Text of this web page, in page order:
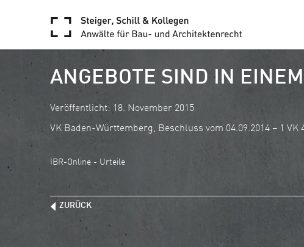
ANGEBOTE SIND IN
Veröffentlicht: 18. November 2015
VK Baden-Württemberg, Beschluss vom 04.09.2014 – 1 VK
IBR-Online - Urteile
ZURÜCK